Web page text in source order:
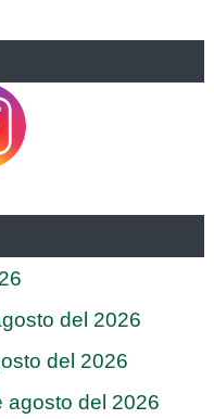
del 2026
del 2026
agosto del 2026